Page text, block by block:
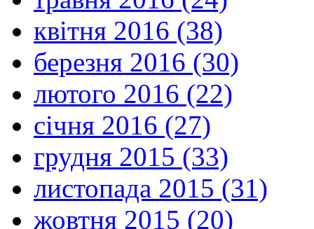
квітня 2016 (38)
березня 2016 (30)
лютого 2016 (22)
січня 2016 (27)
грудня 2015 (33)
листопада 2015 (31)
жовтня 2015 (20)